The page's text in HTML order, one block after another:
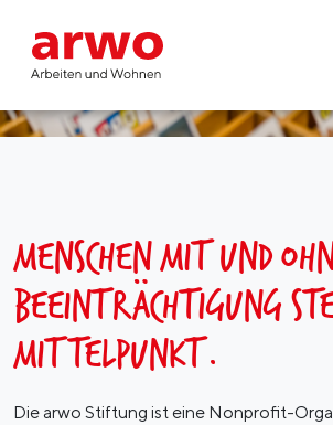
MENSCHEN MIT UND
BEEINTRÄCHTIGUNG
MITTELPUNKT.
Die arwo Stiftung ist eine Nonprofit-